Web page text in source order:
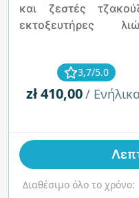
και ζεστές
εκτοξευτήρες
ευκάλυπτο και
καταπραϋντικές
δροσιστείτε σε μια
Τα εξωτερικά
κάθε στιγμή έναν
και χαλάρωσης όλο
3,7/5.0
zł 410,00/
Διαθέσιμο όλο το χρόνο: